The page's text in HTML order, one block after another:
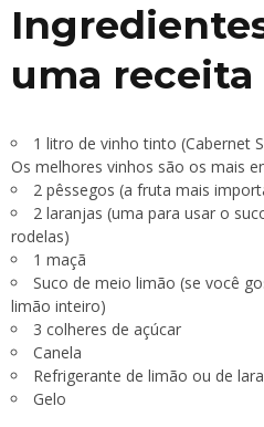
uma receita
1 litro de vinho tinto (Cabernet
Os melhores vinhos são os mais
2 pêssegos (a fruta mais
2 laranjas (uma para usar o
rodelas)
1 maçã
Suco de meio limão (se você
limão inteiro)
3 colheres de açúcar
Canela
Refrigerante de limão ou de
Gelo